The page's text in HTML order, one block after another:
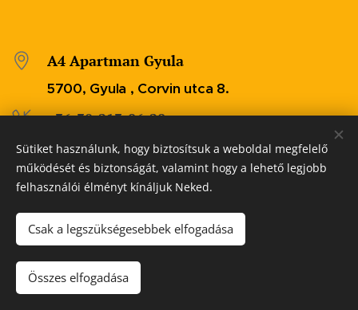
A4 Apartman Gyula
5700, Gyula , Corvin utca 8.
+36-30-213-96-28
mezei.gyozo@freemail.hu
Honlapkészítés
Az oldalt a
Sütiket használunk, hogy biztosítsuk a weboldal megfelelő
működését és biztonságát, valamint hogy a lehető legjobb
felhasználói élményt kínáljuk Neked.
Csak a legszükségesebbek elfogadása
Összes elfogadása